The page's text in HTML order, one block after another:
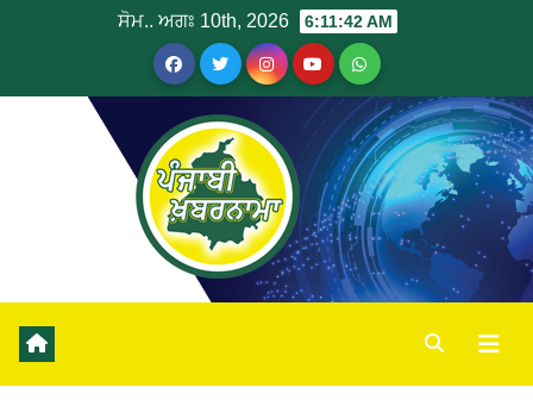
ਸੋਮ.. ਅਗਃ 10th, 2026 6:11:42 AM